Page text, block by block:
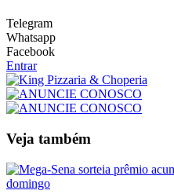
Telegram
Whatsapp
Facebook
Entrar
Veja também